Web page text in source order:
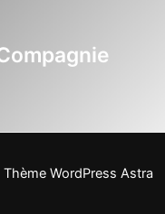
Thème WordPress Astra